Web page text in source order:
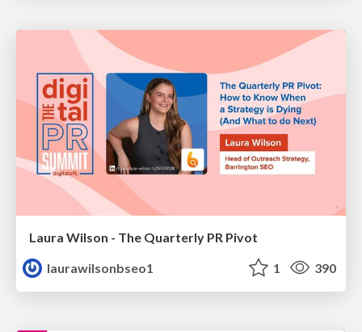
Laura Wilson - The Quarterly PR Pivot
laurawilsonbseo1
1 390